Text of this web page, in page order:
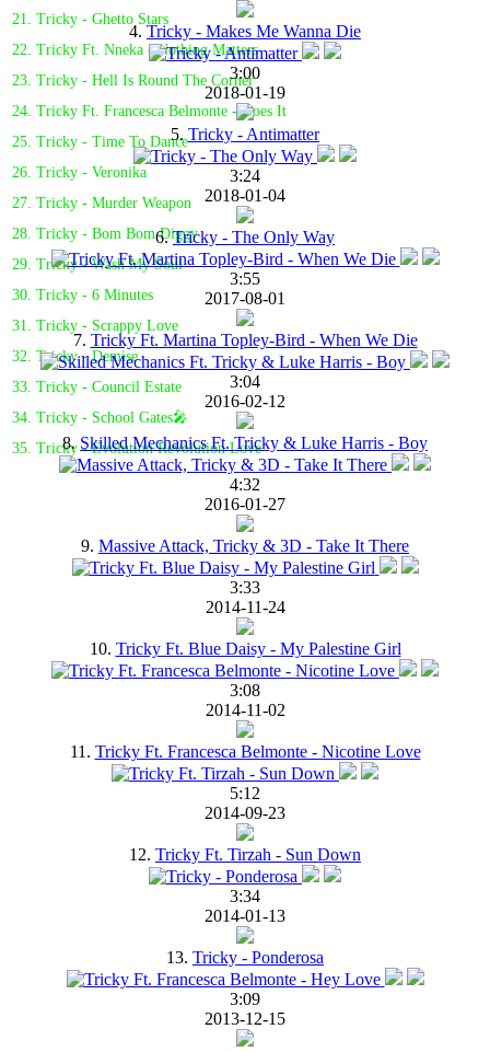
21. Tricky - Ghetto Stars
22. Tricky Ft. Nneka - Nothing Matters
23. Tricky - Hell Is Round The Corner
24. Tricky Ft. Francesca Belmonte - Does It
25. Tricky - Time To Dance
26. Tricky - Veronika
27. Tricky - Murder Weapon
28. Tricky - Bom Bom Diggy
29. Tricky - Wash My Soul
30. Tricky - 6 Minutes
31. Tricky - Scrappy Love
32. Tricky - Demise
33. Tricky - Council Estate
34. Tricky - School Gates🎤
35. Tricky - Evolution Revolution Love
4. Tricky - Makes Me Wanna Die
3:00
2018-01-19
5. Tricky - Antimatter
3:24
2018-01-04
6.Tricky - The Only Way
3:55
2017-08-01
7. Tricky Ft. Martina Topley-Bird - When We Die
3:04
2016-02-12
8.Skilled Mechanics Ft. Tricky & Luke Harris - Boy
4:32
2016-01-27
9. Massive Attack, Tricky & 3D - Take It There
3:33
2014-11-24
10. Tricky Ft. Blue Daisy - My Palestine Girl
3:08
2014-11-02
11. Tricky Ft. Francesca Belmonte - Nicotine Love
5:12
2014-09-23
12. Tricky Ft. Tirzah - Sun Down
3:34
2014-01-13
13. Tricky - Ponderosa
3:09
2013-12-15